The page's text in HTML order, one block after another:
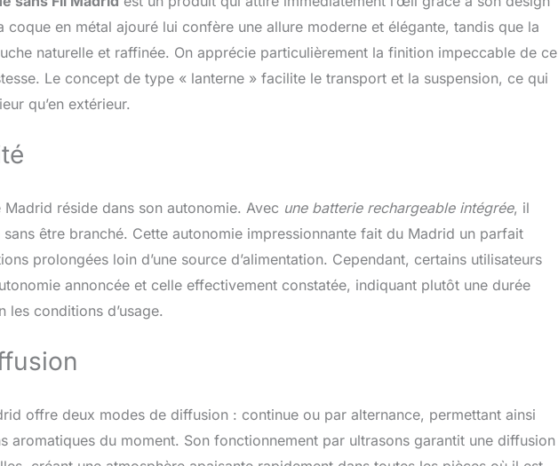
luminosité inférieure à 50 lumens light LE CHOIX ZEN'ARÔME: faites confiance à
notre marque experte en aromathérapie depuis 2007. nos valeurs les plus
importantes sont la qualité, la fiabilité, l’innovation et l’esthétisme pour que votre
diffuseur associe la beauté et l’efficacité
en métal ajouré lui confère une allure moderne et élégante, tandis que la
naturelle et raffinée. On apprécie particulièrement la finition impeccable de ce
Le concept de type « lanterne » facilite le transport et la suspension, ce qui
qu’en extérieur.
réside dans son autonomie. Avec une batterie rechargeable intégrée, il
sans être branché. Cette autonomie impressionnante fait du Madrid un parfait
prolongées loin d’une source d’alimentation. Cependant, certains utilisateurs
annoncée et celle effectivement constatée, indiquant plutôt une durée
les conditions d’usage.
offre deux modes de diffusion : continue ou par alternance, permettant ainsi
aromatiques du moment. Son fonctionnement par ultrasons garantit une diffusion